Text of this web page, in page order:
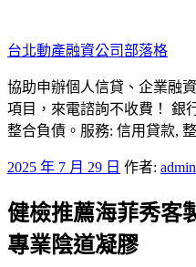
至
主
要
內
容
台北動產融資公司部落格
協助申辦個人信貸、企業融
項目，來電諮詢不收費！ 銀
整合負債。服務: 信用貸款,
發
於
2025 年 7 月 29 日 作者: admin
健檢推薦海菲秀客
專業陰道凝膠